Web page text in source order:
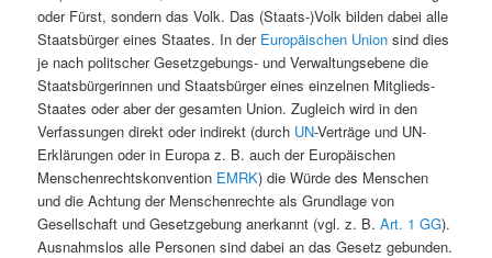
oder Fürst, sondern das Volk. Das (Staats-)Volk bilden dabei alle
Staatsbürger eines Staates. In der Europäischen Union sind dies
je nach politscher Gesetzgebungs- und Verwaltungsebene die
Staatsbürgerinnen und Staatsbürger eines einzelnen Mitglieds-
Staates oder aber der gesamten Union. Zugleich wird in den
Verfassungen direkt oder indirekt (durch UN-Verträge und UN-
Erklärungen oder in Europa z. B. auch der Europäischen
Menschenrechtskonvention EMRK) die Würde des Menschen
und die Achtung der Menschenrechte als Grundlage von
Gesellschaft und Gesetzgebung anerkannt (vgl. z. B.Art. 1 GG).
Ausnahmslos alle Personen sind dabei an das Gesetz gebunden.